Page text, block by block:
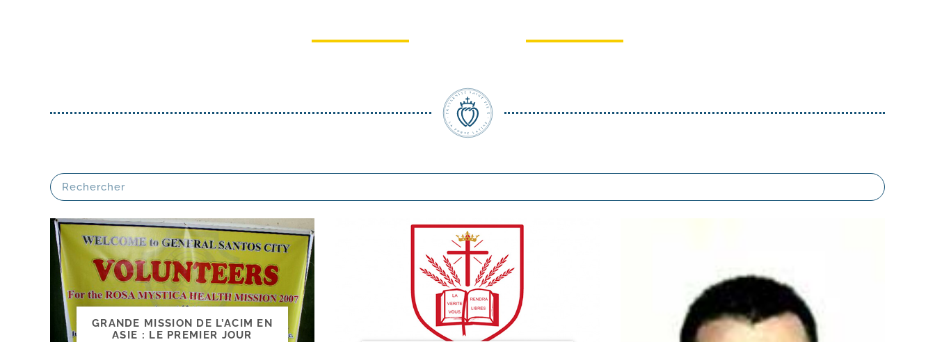
GRANDE MISSION DE L’ACIM EN
ASIE : LE PREMIER JOUR